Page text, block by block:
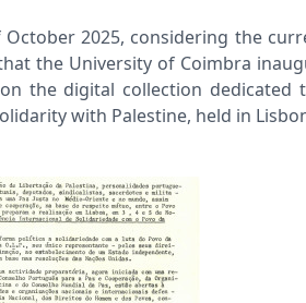
2025, considering the
the University of Coimbra
the digital collection
with Palestine, held in